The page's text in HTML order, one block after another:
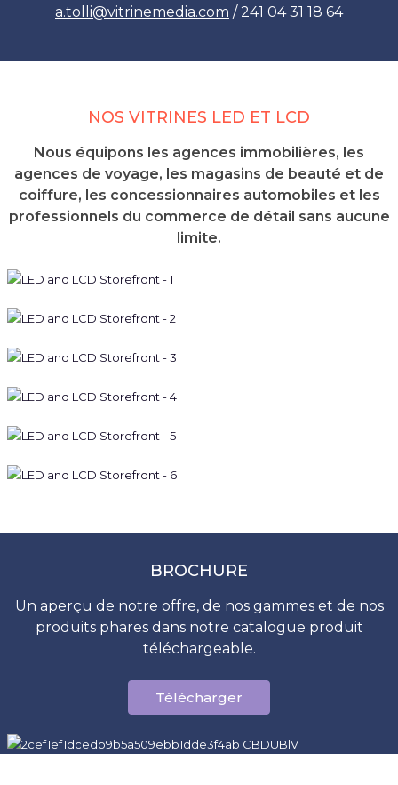
a.tolli@vitrinemedia.com / 241 04 31 18 64
NOS VITRINES LED ET LCD
Nous équipons les agences immobilières, les
agences de voyage, les magasins de beauté et de
coiffure, les concessionnaires automobiles et les
professionnels du commerce de détail sans aucune
limite.
BROCHURE
Un aperçu de notre offre, de nos gammes et de nos
produits phares dans notre catalogue produit
téléchargeable.
Télécharger